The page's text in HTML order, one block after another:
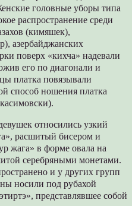
головные уборы типа
распространение среди
(кимяшек),
азербайджанских
поверх «кихча» надевали
его по диагонали и
платка повязывали
способ ношения платка
относились узкий
расшитый бисером и
жага» в форме овала на
серебряными монетами.
и у других групп
носили под рубахой
представлявшее собой